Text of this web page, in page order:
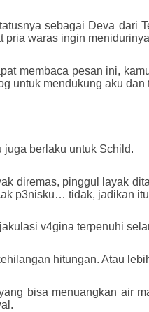
sebagai Deva dari
pria waras ingin
membaca pesan ini,
untuk mendukung aku dan
juga berlaku untuk Schild.
diremas, pinggul layak
p3nisku… tidak, jadikan
v4gina terpenuhi
hitungan. Atau
bisa menuangkan air